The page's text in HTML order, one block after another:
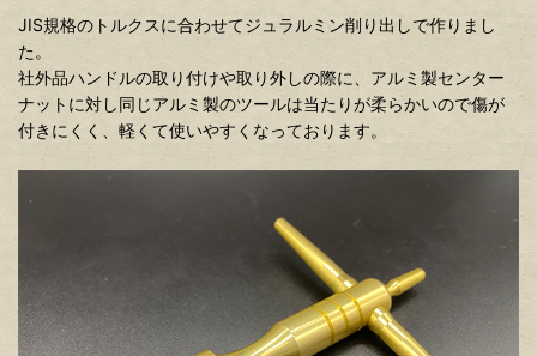
JIS規格のトルクスに合わせてジュラルミン削り出しで作りまし
た。
社外品ハンドルの取り付けや取り外しの際に、アルミ製センター
ナットに対し同じアルミ製のツールは当たりが柔らかいので傷が
付きにくく、軽くて使いやすくなっております。